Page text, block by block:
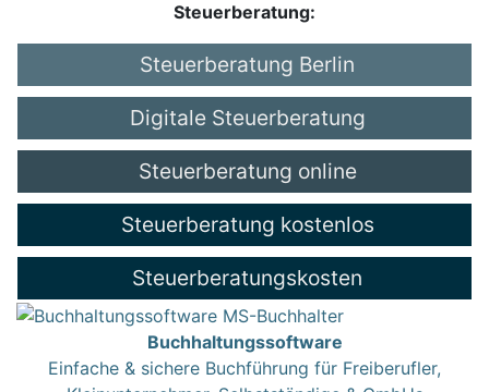
Steuerberatung:
Steuerberatung Berlin
Digitale Steuerberatung
Steuerberatung online
Steuerberatung kostenlos
Steuerberatungskosten
Buchhaltungssoftware
Einfache & sichere Buchführung für Freiberufler,